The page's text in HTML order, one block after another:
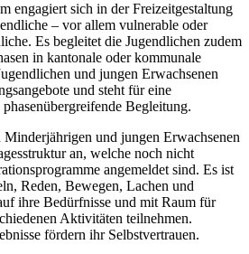
engagiert sich in der Freizeitgestaltung
– vor allem vulnerable oder
Es begleitet die Jugendlichen zudem
in kantonale oder kommunale
und jungen Erwachsenen
und steht für eine
Begleitung.
und jungen Erwachsenen
an, welche noch nicht
angemeldet sind. Es ist
Reden, Bewegen, Lachen und
ihre Bedürfnisse und mit Raum für
Aktivitäten teilnehmen.
fördern ihr Selbstvertrauen.